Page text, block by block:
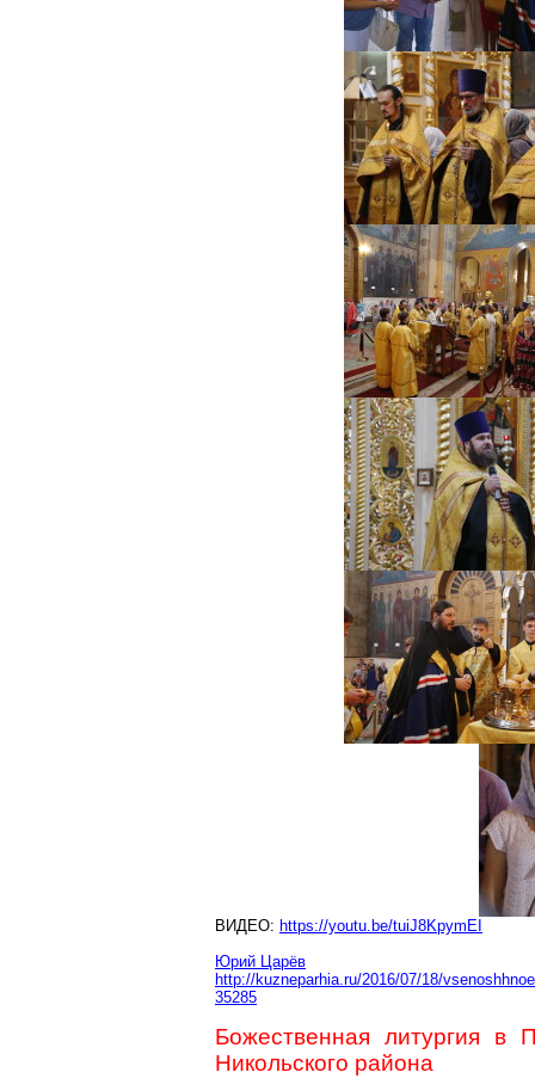
ВИДЕО: https://youtu.be/tuiJ8KpymEI
Юрий Царёв
http://kuzneparhia.ru/2016/07/18/
35285
Божественная литургия в
Никольского района